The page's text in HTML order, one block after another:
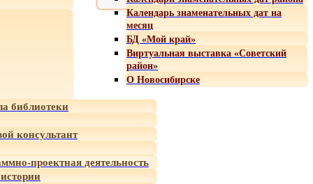
Календарь знаменательных дат на
месяц
БД «Мой край»
Виртуальная выставка «Советский
район»
О Новосибирске
библиотеки
консультант
проектная деятельность